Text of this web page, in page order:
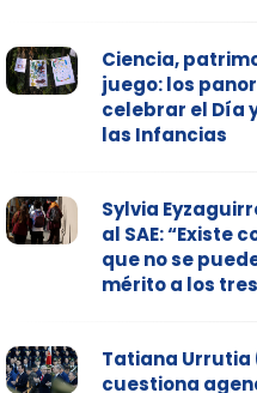
Ciencia,
juego: los
celebrar el Día
las Infancias
Sylvia
al SAE: “Existe
que no se
mérito a los
Tatiana Urrutia
cuestiona